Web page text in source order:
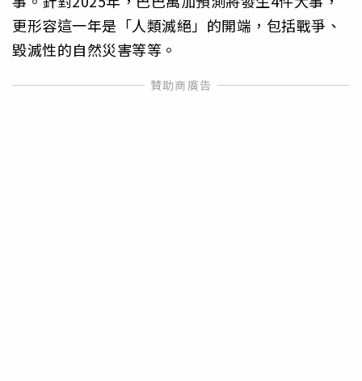
更形容這一年是「人類滅絕」的開端，包括戰爭、
毀滅性的自然災害等等。